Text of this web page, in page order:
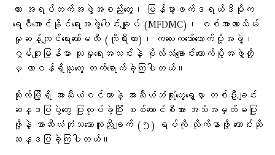
ယား အရပ်ဘက်အဖွဲ့အစည်းတွေ၊ မြန်မာ့ဖက်ဒရယ်ဒီမိုက
ရေစီအောင်နိုင်ရေးအဖွဲ့ပေါင်းချုပ် (MFDMC)၊ စစ်အာဏာသိမ်း
မှုဆန့်ကျင်ရေးကော်မတီ (ကိုရီးယား)၊ ကလေးကဘော်ထောက်ပို့အဖွဲ့၊
ဂွမ်ဂျုးမြန်မာ လူမှုရေးအသင်းနဲ့ ဗိုလ်သံချောင်းထောက်ပို့အဖွဲ့တို့
မှ တာဝန်ရှိသူတွေ တက်ရောက်ခဲ့ကြပါတယ်။
ဆိုးလ်မြို့ရှိ အာဆီယံစင်တာနဲ့ အာဆီယံသံရုံးတွေရှေ့မှာ တစ်ဦးချင်း
ဆန္ဒပြပွဲတွေ ပြုလုပ်ခဲ့ပြီး စစ်ကောင်စီအား အသိအမှတ်မပြု
ဖို့နဲ့ အာဆီယံဘုံသဘောတူညီချက် (၅) ရပ်ကို လိုက်နာဖို့ တောင်းဆို
ဆန္ဒပြခဲ့ကြပါတယ်။